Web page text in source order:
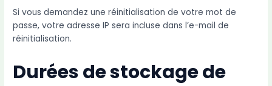
Si vous demandez une réinitialisation de votre mot de
passe, votre adresse IP sera incluse dans l’e-mail de
réinitialisation.
Durées de stockage de